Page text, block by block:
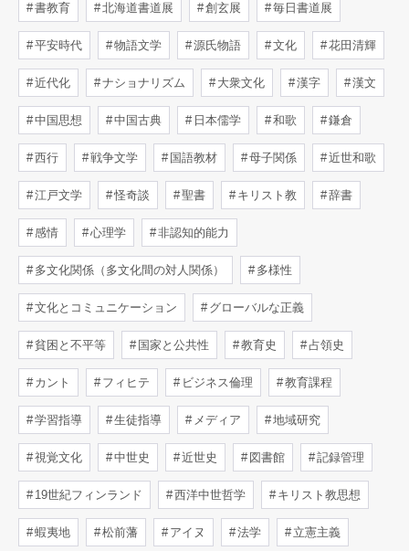
書教育 北海道書道展 創玄展 毎日書道展
平安時代 物語文学 源氏物語 文化 花田清輝
近代化 ナショナリズム 大衆文化 漢字 漢文
中国思想 中国古典 日本儒学 和歌 鎌倉
西行 戦争文学 国語教材 母子関係 近世和歌
江戸文学 怪奇談 聖書 キリスト教 辞書
感情 心理学 非認知的能力
多文化関係（多文化間の対人関係） 多様性
文化とコミュニケーション グローバルな正義
貧困と不平等 国家と公共性 教育史 占領史
カント フィヒテ ビジネス倫理 教育課程
学習指導 生徒指導 メディア 地域研究
視覚文化 中世史 近世史 図書館 記録管理
19世紀フィンランド 西洋中世哲学 キリスト教思想
蝦夷地 松前藩 アイヌ 法学 立憲主義